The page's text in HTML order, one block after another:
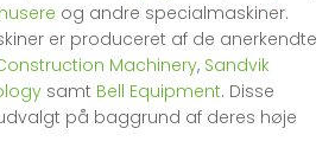
og andre specialmaskiner.
er produceret af de anerkendte
Machinery, Sandvik
samt Bell Equipment. Disse
på baggrund af deres høje